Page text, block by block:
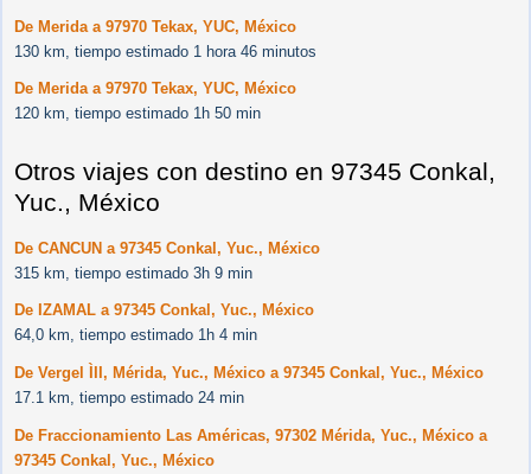
De Merida a 97970 Tekax, YUC, México
130 km, tiempo estimado 1 hora 46 minutos
De Merida a 97970 Tekax, YUC, México
120 km, tiempo estimado 1h 50 min
Otros viajes con destino en 97345 Conkal,
Yuc., México
De CANCUN a 97345 Conkal, Yuc., México
315 km, tiempo estimado 3h 9 min
De IZAMAL a 97345 Conkal, Yuc., México
64,0 km, tiempo estimado 1h 4 min
De Vergel ÌII, Mérida, Yuc., México a 97345 Conkal, Yuc., México
17.1 km, tiempo estimado 24 min
De Fraccionamiento Las Américas, 97302 Mérida, Yuc., México a
97345 Conkal, Yuc., México